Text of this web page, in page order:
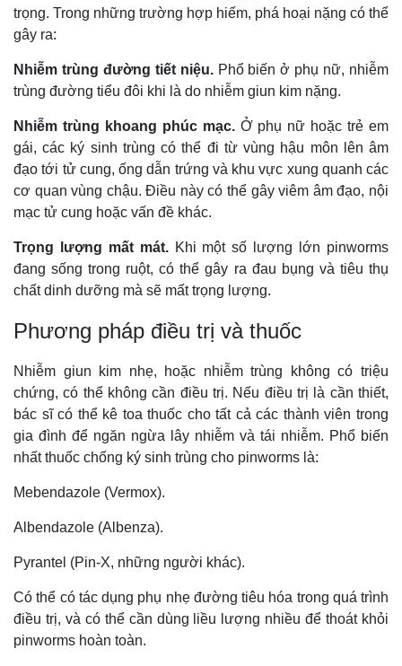
trọng. Trong những trường hợp hiếm, phá hoại nặng có thể
gây ra:
Nhiễm trùng đường tiết niệu.Phổ biến ở phụ nữ, nhiễm
trùng đường tiểu đôi khi là do nhiễm giun kim nặng.
Nhiễm trùng khoang phúc mạc.Ở phụ nữ hoặc trẻ em
gái, các ký sinh trùng có thể đi từ vùng hậu môn lên âm
đạo tới tử cung, ống dẫn trứng và khu vực xung quanh các
cơ quan vùng chậu. Điều này có thể gây viêm âm đạo, nội
mạc tử cung hoặc vấn đề khác.
Trọng lượng mất mát.Khi một số lượng lớn pinworms
đang sống trong ruột, có thể gây ra đau bụng và tiêu thụ
chất dinh dưỡng mà sẽ mất trọng lượng.
Phương pháp điều trị và thuốc
Nhiễm giun kim nhẹ, hoặc nhiễm trùng không có triệu
chứng, có thể không cần điều trị. Nếu điều trị là cần thiết,
bác sĩ có thể kê toa thuốc cho tất cả các thành viên trong
gia đình để ngăn ngừa lây nhiễm và tái nhiễm. Phổ biến
nhất thuốc chống ký sinh trùng cho pinworms là:
Mebendazole (Vermox).
Albendazole (Albenza).
Pyrantel (Pin-X, những người khác).
Có thể có tác dụng phụ nhẹ đường tiêu hóa trong quá trình
điều trị, và có thể cần dùng liều lượng nhiều để thoát khỏi
pinworms hoàn toàn.